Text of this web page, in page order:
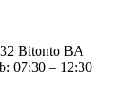
Bitonto BA
07:30 – 12:30